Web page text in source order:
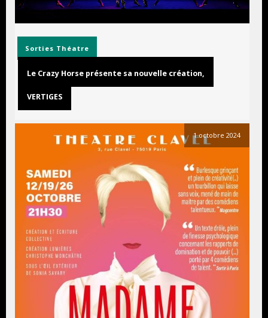
Sorties Théatre
Le Crazy Horse présente sa nouvelle création,
VERTIGES
1 octobre 2024